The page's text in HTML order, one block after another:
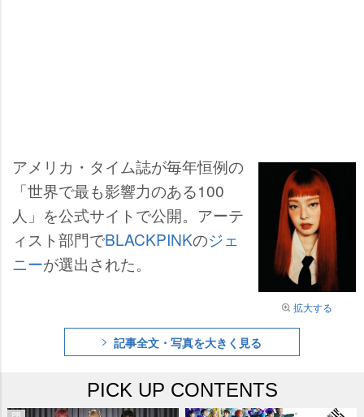
拡大する
アメリカ・タイム誌が毎年恒例の
「世界で最も影響力のある100
人」を公式サイトで公開。アーテ
ィスト部門でBLACKPINKのジェ
ニーが選出された。
記事全文・写真を大きく見る
PICK UP CONTENTS